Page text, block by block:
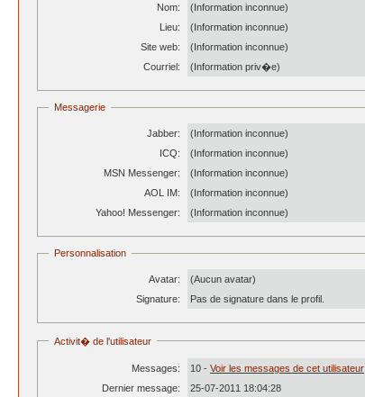
Nom:
(Information inconnue)
Lieu:
(Information inconnue)
Site web:
(Information inconnue)
Courriel:
(Information priv�e)
Messagerie
Jabber:
(Information inconnue)
ICQ:
(Information inconnue)
MSN Messenger:
(Information inconnue)
AOL IM:
(Information inconnue)
Yahoo! Messenger:
(Information inconnue)
Personnalisation
Avatar:
(Aucun avatar)
Signature:
Pas de signature dans le profil.
Activit� de l'utilisateur
Messages: 10 - Voir les messages de cet utilisateur
Dernier message:
25-07-2011 18:04:28